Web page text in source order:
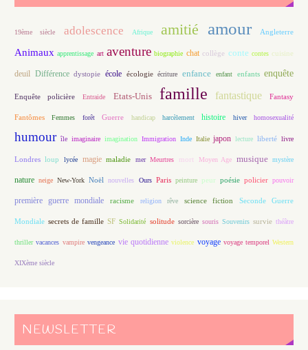
19ème siècle adolescence Afrique amitié amour Angleterre
Animaux apprentissage art aventure biographie chat collège conte contes cuisine
deuil Différence dystopie école écologie écriture enfance enfant enfants enquête
Enquête policière Entraide Etats-Unis famille fantastique Fantasy
Fantômes Femmes forêt Guerre handicap harcèlement histoire hiver homosexualité
humour île imaginaire imagination Immigration Inde Italie japon lecture liberté livre
Londres loup lycée magie maladie mer Meurtres mort Moyen Age musique mystère
nature neige New-York Noël nouvelles Ours Paris peinture peur poésie policier pouvoir
première guerre mondiale racisme religion rêve science fiction Seconde Guerre
Mondiale secrets de famille SF Solidarité solitude sorcière souris Souvenirs survie théâtre
thriller vacances vampire vengeance vie quotidienne violence voyage voyage temporel Western
XIXème siècle
NEWSLETTER